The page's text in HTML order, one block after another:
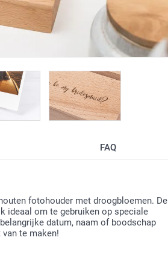
FAQ
fotohouder met droogbloemen. De
ideaal om te gebruiken op speciale
datum, naam of boodschap
te maken!